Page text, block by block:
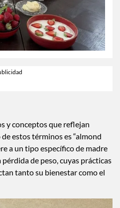
y conceptos que reflejan
estos términos es “almond
a un tipo específico de madre
de peso, cuyas prácticas
tanto su bienestar como el